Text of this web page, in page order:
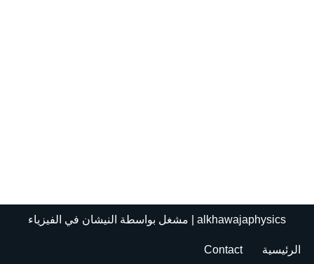
alkhawajaphysics | مشغل بواسطة النيشان في الفيزياء
الرئيسية Contact